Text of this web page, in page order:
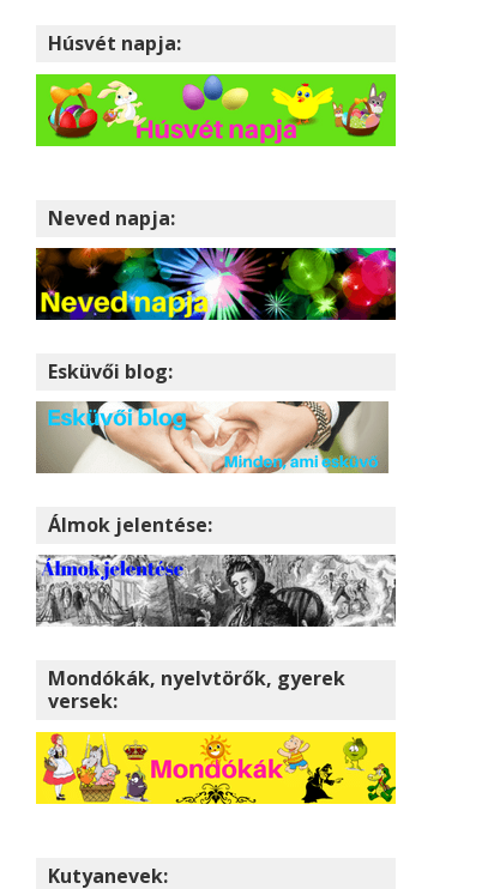
Húsvét napja:
Neved napja:
Esküvői blog:
Álmok jelentése:
Mondókák, nyelvtörők, gyerek
versek:
Kutyanevek: